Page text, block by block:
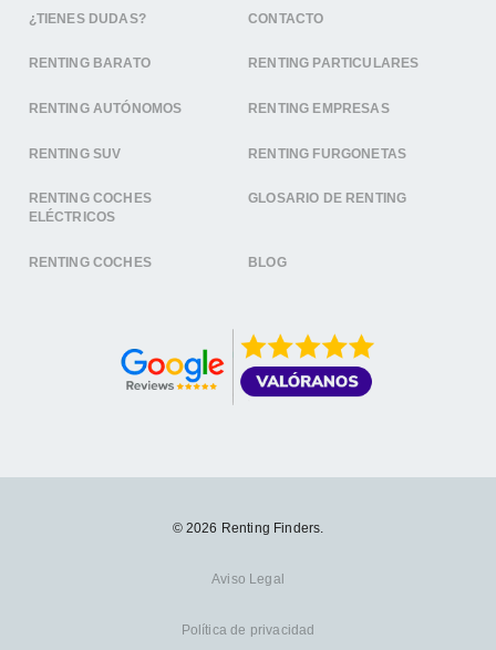
¿TIENES DUDAS? CONTACTO
RENTING BARATO RENTING PARTICULARES
RENTING AUTÓNOMOS RENTING EMPRESAS
RENTING SUV RENTING FURGONETAS
RENTING COCHES
ELÉCTRICOS
GLOSARIO DE RENTING
RENTING COCHES BLOG
© 2026 Renting Finders.
Aviso Legal
Política de privacidad